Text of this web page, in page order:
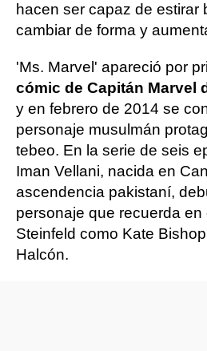
hacen ser capaz de estirar
cambiar de forma y
'Ms. Marvel' apareció por
cómic de Capitán Marvel d
y en febrero de 2014 se
personaje musulmán
tebeo. En la serie de seis
Iman Vellani, nacida en
ascendencia pakistaní,
personaje que recuerda
Steinfeld como Kate
Halcón.